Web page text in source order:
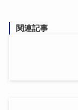
関連記事